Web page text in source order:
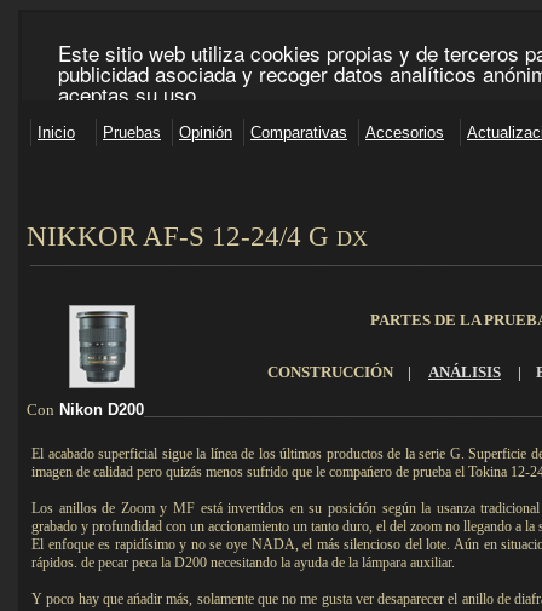
NIKKOR AF-S 12-24/4 G DX
PARTES DE LA
CONSTRUCCIÓN | ANÁLISIS |
Con Nikon D200
El acabado superficial sigue la línea de los últimos productos de la serie G. Superficie
imagen de calidad pero quizás menos sufrido que le compańero de prueba el Tokina 12-
Los anillos de Zoom y MF está invertidos en su posición según la usanza
grabado y profundidad con un accionamiento un tanto duro, el del zoom no llegando a la
El enfoque es rapidísimo y no se oye NADA, el más silencioso del lote. Aún en
rápidos. de pecar peca la D200 necesitando la ayuda de la lámpara auxiliar.
Y poco hay que ańadir más, solamente que no me gusta ver desaparecer el anillo de